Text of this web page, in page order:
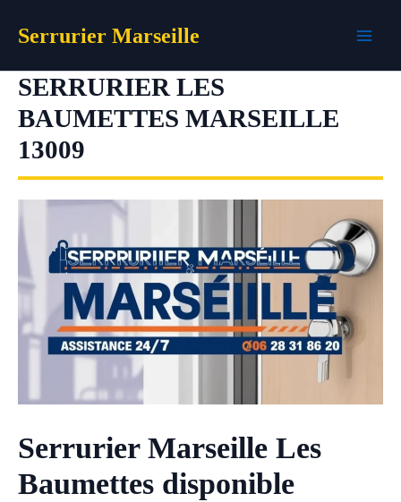
Serrurier Marseille
SERRURIER LES
BAUMETTES MARSEILLE
13009
Serrurier Marseille Les
Baumettes disponible